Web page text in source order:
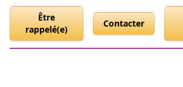
Être
rappelé(e)
Contacter